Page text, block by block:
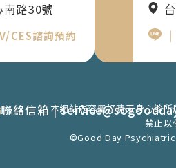
路30號
CES諮詢預約
｜
聯絡信箱 |
本網站內容屬好晴天身心診
禁止以
©Good Day